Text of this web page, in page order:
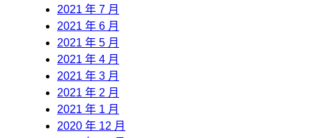
2021 年 7 月
2021 年 6 月
2021 年 5 月
2021 年 4 月
2021 年 3 月
2021 年 2 月
2021 年 1 月
2020 年 12 月